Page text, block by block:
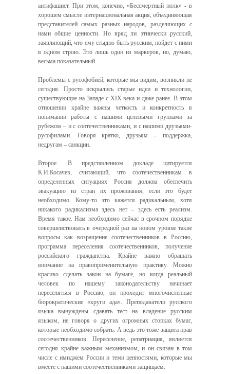
антифашист. При этом, конечно, «Бессмертный полк» - в
хорошем смысле интернациональная акция, объединяющая
представителей самых разных народов, разделяющих с
нами общие ценности. Но вряд ли этнически русский,
заявляющий, что ему стыдно быть русским, пойдет с ними
в одном строю. Это лишь один из маркеров, но, думаю,
весьма показательный.
Проблемы с русофобией, которые мы видим, возникли не
сегодня. Просто вскрылись старые идеи и технологии,
существующие на Западе с XIX века и даже ранее. В этом
отношении крайне важны четкость и конкретность в
понимании работы с нашими целевыми группами за
рубежом – и с соотечественниками, и с нашими друзьями-
русофилами. Говоря кратко, друзьям – поддержка,
недругам – санкции.
Второе. В представленном докладе цитируется
К.И.Косачев, считающий, что соотечественникам в
определенных ситуациях Россия должна обеспечить
эвакуацию из стран их проживания, если это будет
необходимо. Кому-то это кажется радикальным, хотя
никакого радикализма здесь нет – здесь есть реализм.
Время такое. Нам необходимо сейчас в срочном порядке
совершенствовать в очередной раз на новом уровне такие
вопросы как возращение соотечественников в Россию,
программа переселения соотечественников, получение
российского гражданства. Крайне важно обращать
внимание на правоприменительную практику. Можно
красиво сделать закон на бумаге, но когда реальный
человек по нашему законодательству начинает
переселяться в Россию, он проходит многочисленные
бюрократические «круги ада». Преподаватели русского
языка вынуждены сдавать тест на владение русским
языком, не говоря о других огромных стопках бумаг,
которые необходимо собрать. А ведь это тоже защита прав
соотечественников. Переселение, репатриация, является
сегодня крайне важным механизмом, и он связан в том
числе с имиджем России и теми ценностями, которые мы
вместе с нашими соотечественниками защищаем.